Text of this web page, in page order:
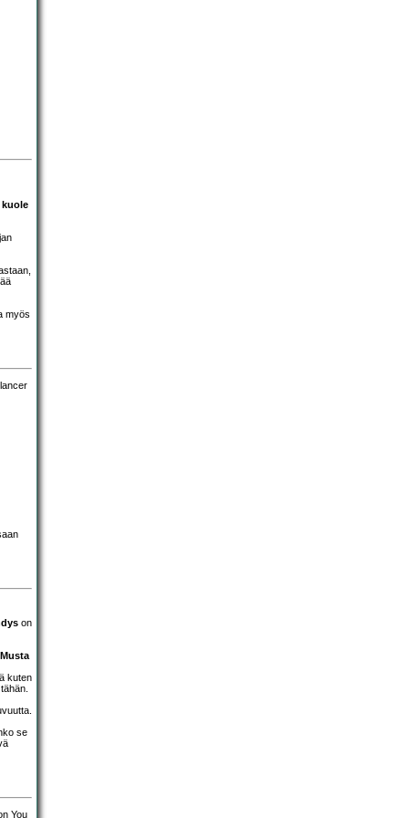
kuole
myös
on
Musta
kuten
se